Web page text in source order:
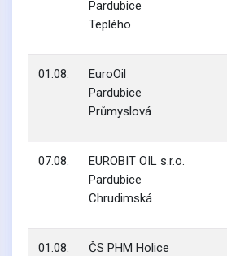
Pardubice
Teplého
01.08.
EuroOil
Pardubice
Průmyslová
07.08.
EUROBIT OIL s.r.o.
Pardubice
Chrudimská
01.08.
ČS PHM Holice